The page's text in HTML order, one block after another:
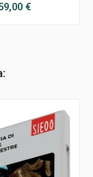
€